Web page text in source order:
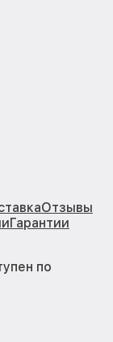
Отзывы
Гарантии
по